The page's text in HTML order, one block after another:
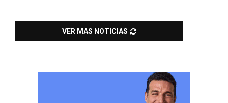
VER MAS NOTICIAS